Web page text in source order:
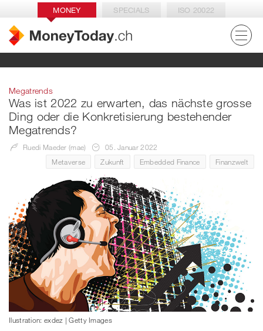
MONEY SPECIALS ISO 20022
Megatrends
Was ist 2022 zu erwarten, das nächste grosse
Ding oder die Konkretisierung bestehender
Megatrends?
Ruedi Maeder (mae)
05. Januar 2022
Metaverse
Zukunft Embedded Finance Finanzwelt
Ilustration: exdez | Getty Images